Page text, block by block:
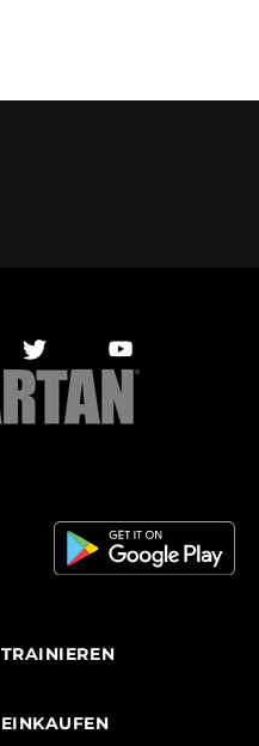
TRAINIEREN
EINKAUFEN